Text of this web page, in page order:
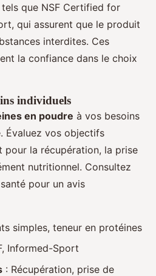
que NSF Certified for
qui assurent que le produit
interdites. Ces
la confiance dans le choix
individuels
en poudre à vos besoins
Évaluez vos objectifs
pour la récupération, la prise
nutritionnel. Consultez
pour un avis
simples, teneur en protéines
Informed-Sport
: Récupération, prise de